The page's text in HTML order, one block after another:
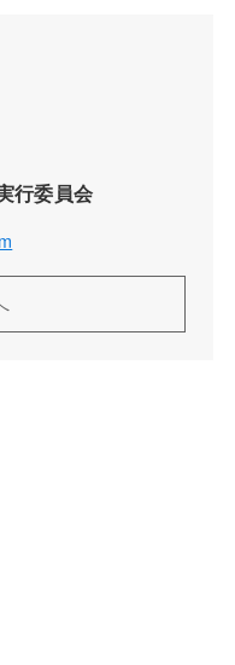
行委員会